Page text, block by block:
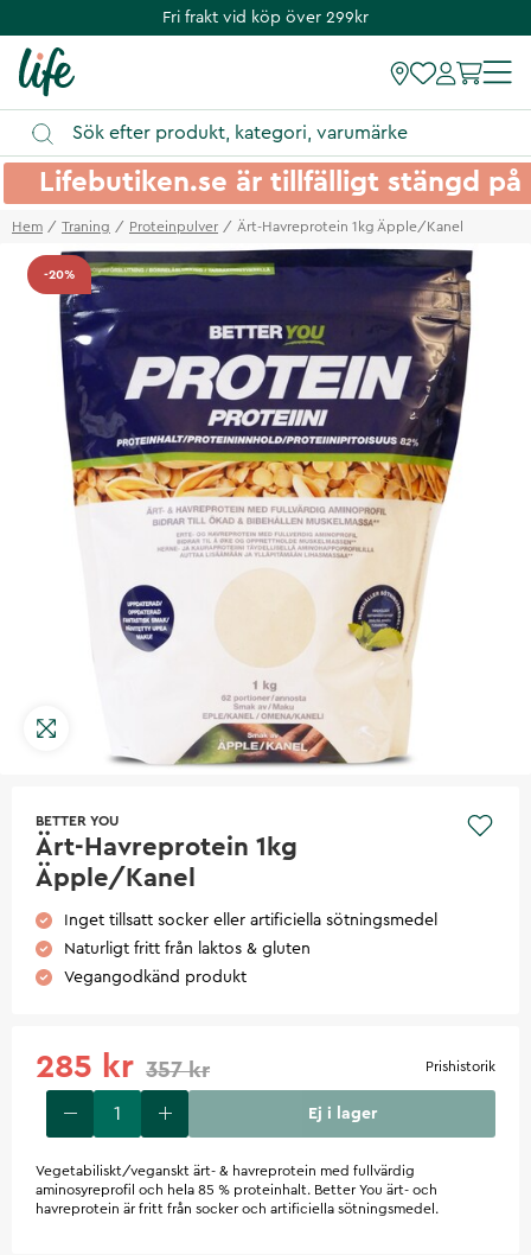
Fri frakt vid köp över 299kr
Lifebutiken.se är tillfälligt stängd
Hem Traning Proteinpulver Ärt-Havreprotein 1kg Äpple/Kanel
-20%
BETTER YOU
Ärt-Havreprotein 1kg
Äpple/Kanel
Inget tillsatt socker eller artificiella sötningsmedel
Naturligt fritt från laktos & gluten
Vegangodkänd produkt
285 kr 357 kr Prishistorik
Ej i lager
Vegetabiliskt/veganskt ärt- & havreprotein med fullvärdig
aminosyreprofil och hela 85 % proteinhalt. Better You ärt- och
havreprotein är fritt från socker och artificiella sötningsmedel.